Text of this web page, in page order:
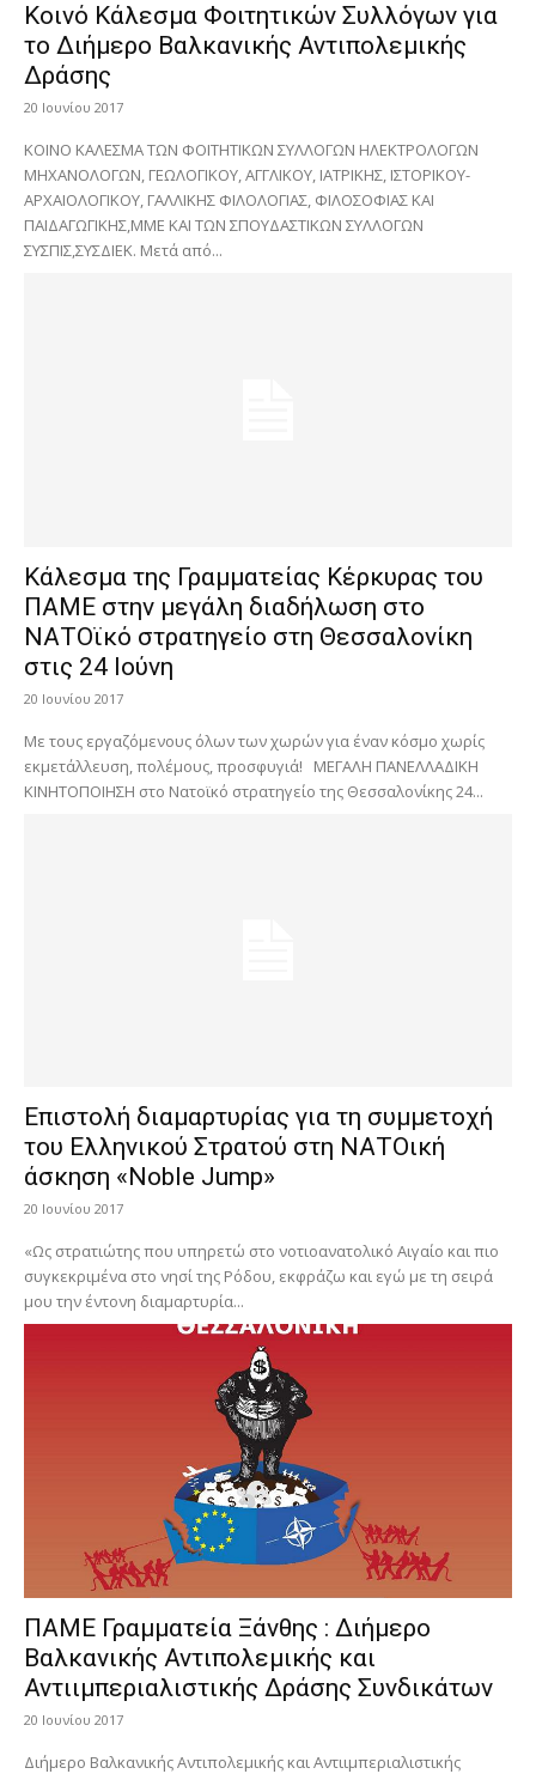
Κοινό Κάλεσμα Φοιτητικών Συλλόγων για
το Διήμερο Βαλκανικής Αντιπολεμικής
Δράσης
20 Ιουνίου 2017
ΚΟΙΝΟ ΚΑΛΕΣΜΑ ΤΩΝ ΦΟΙΤΗΤΙΚΩΝ ΣΥΛΛΟΓΩΝ ΗΛΕΚΤΡΟΛΟΓΩΝ
ΜΗΧΑΝΟΛΟΓΩΝ, ΓΕΩΛΟΓΙΚΟΥ, ΑΓΓΛΙΚΟΥ, ΙΑΤΡΙΚΗΣ, ΙΣΤΟΡΙΚΟΥ-
ΑΡΧΑΙΟΛΟΓΙΚΟΥ, ΓΑΛΛΙΚΗΣ ΦΙΛΟΛΟΓΙΑΣ, ΦΙΛΟΣΟΦΙΑΣ ΚΑΙ
ΠΑΙΔΑΓΩΓΙΚΗΣ,ΜΜΕ ΚΑΙ ΤΩΝ ΣΠΟΥΔΑΣΤΙΚΩΝ ΣΥΛΛΟΓΩΝ
ΣΥΣΠΙΣ,ΣΥΣΔΙΕΚ. Μετά από...
Κάλεσμα της Γραμματείας Κέρκυρας του
ΠΑΜΕ στην μεγάλη διαδήλωση στο
ΝΑΤΟϊκό στρατηγείο στη Θεσσαλονίκη
στις 24 Ιούνη
20 Ιουνίου 2017
Με τους εργαζόμενους όλων των χωρών για έναν κόσμο χωρίς
εκμετάλλευση, πολέμους, προσφυγιά! ΜΕΓΑΛΗ ΠΑΝΕΛΛΑΔΙΚΗ
ΚΙΝΗΤΟΠΟΙΗΣΗ στο Νατοϊκό στρατηγείο της Θεσσαλονίκης 24...
Επιστολή διαμαρτυρίας για τη συμμετοχή
του Ελληνικού Στρατού στη ΝΑΤΟική
άσκηση «Noble Jump»
20 Ιουνίου 2017
«Ως στρατιώτης που υπηρετώ στο νοτιοανατολικό Αιγαίο και πιο
συγκεκριμένα στο νησί της Ρόδου, εκφράζω και εγώ με τη σειρά
μου την έντονη διαμαρτυρία...
ΠΑΜΕ Γραμματεία Ξάνθης : Διήμερο
Βαλκανικής Αντιπολεμικής και
Αντιιμπεριαλιστικής Δράσης Συνδικάτων
20 Ιουνίου 2017
Διήμερο Βαλκανικής Αντιπολεμικής και Αντιιμπεριαλιστικής